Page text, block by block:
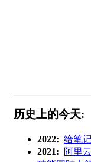
历史上的今天:
2022: 给笔
2021:
阿里